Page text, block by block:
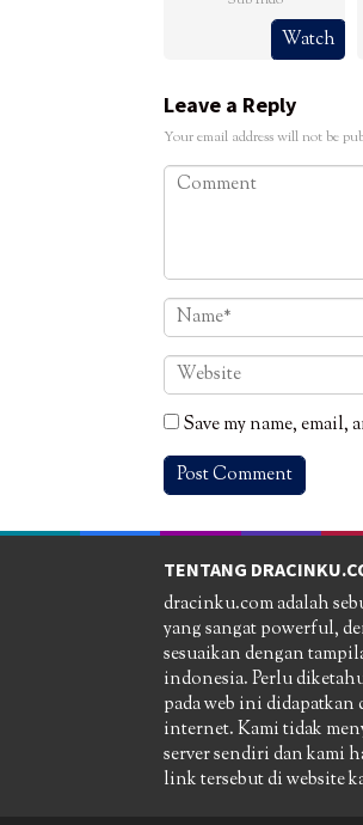
Watch
Leave a Reply
Your email address will not be
Save my name,
TENTANG
dracinku.com adalah
yang sangat powerful,
sesuaikan dengan
indonesia. Perlu
pada web ini didapatkan
internet. Kami tidak
server sendiri dan kami
link tersebut di website